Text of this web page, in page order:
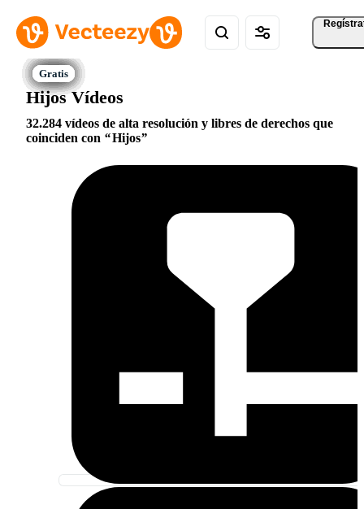
Hijos Vídeos
32.284 vídeos de alta resolución y libres de derechos que
coinciden con
Hijos